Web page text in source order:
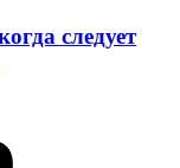
следует